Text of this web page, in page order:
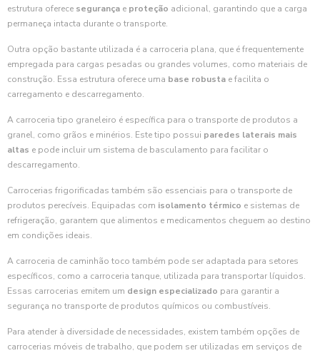
estrutura oferece segurança e proteção adicional, garantindo que a carga
permaneça intacta durante o transporte.
Outra opção bastante utilizada é a carroceria plana, que é frequentemente
empregada para cargas pesadas ou grandes volumes, como materiais de
construção. Essa estrutura oferece uma base robusta e facilita o
carregamento e descarregamento.
A carroceria tipo graneleiro é específica para o transporte de produtos a
granel, como grãos e minérios. Este tipo possui paredes laterais mais
altas e pode incluir um sistema de basculamento para facilitar o
descarregamento.
Carrocerias frigorificadas também são essenciais para o transporte de
produtos perecíveis. Equipadas com isolamento térmico e sistemas de
refrigeração, garantem que alimentos e medicamentos cheguem ao destino
em condições ideais.
A carroceria de caminhão toco também pode ser adaptada para setores
específicos, como a carroceria tanque, utilizada para transportar líquidos.
Essas carrocerias emitem um design especializado para garantir a
segurança no transporte de produtos químicos ou combustíveis.
Para atender à diversidade de necessidades, existem também opções de
carrocerias móveis de trabalho, que podem ser utilizadas em serviços de